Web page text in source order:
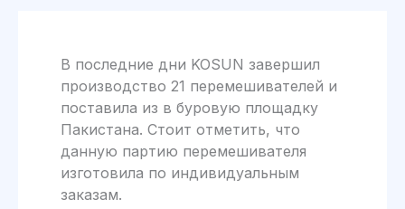
В последние дни KOSUN завершил
производство 21 перемешивателей и
поставила из в буровую площадку
Пакистана. Стоит отметить, что
данную партию перемешивателя
изготовила по индивидуальным
заказам.